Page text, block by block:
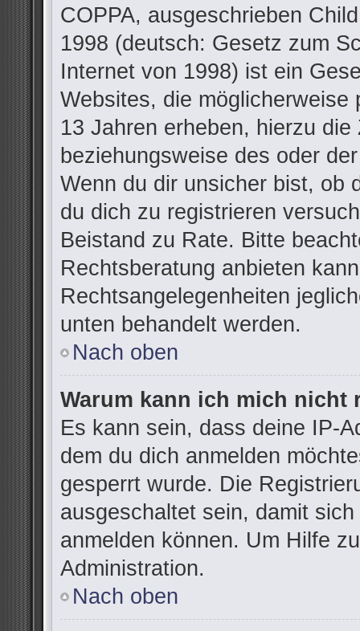
COPPA, ausgeschrieben
1998 (deutsch: Gesetz zum
Internet von 1998) ist ein
Websites, die
13 Jahren erheben, hierzu
beziehungsweise des oder
Wenn du dir unsicher bist, ob
du dich zu registrieren
Beistand zu Rate. Bitte
Rechtsberatung anbieten
Rechtsangelegenheiten
unten behandelt werden.
Nach oben
Warum kann ich mich nicht
Es kann sein, dass deine IP-
dem du dich anmelden
gesperrt wurde. Die
ausgeschaltet sein, damit
anmelden können. Um Hilfe
Administration.
Nach oben